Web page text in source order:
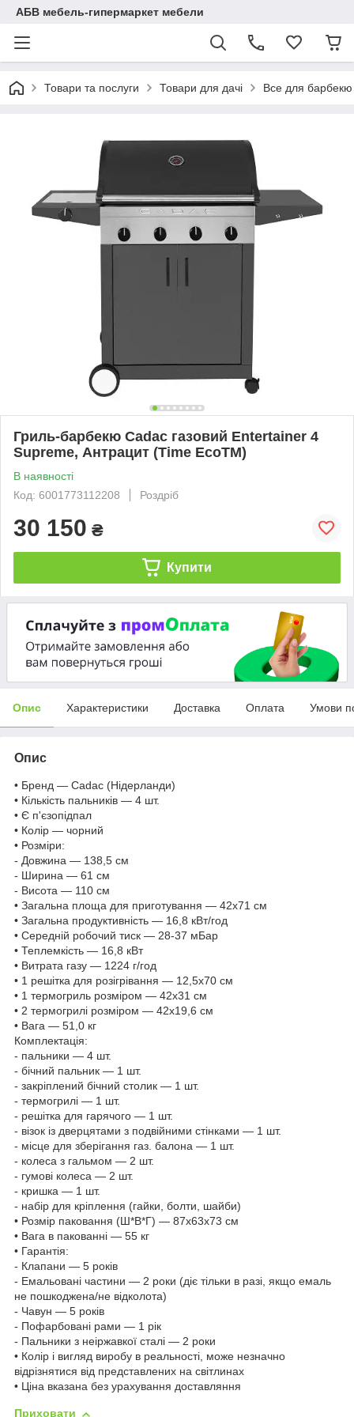
АБВ мебель-гипермаркет мебели
Товари та послуги Товари для дачі Все для барбекю
Гриль-барбекю Cadac газовий Entertainer 4
Supreme, Антрацит (Time EcoTM)
В наявності
Код: 6001773112208
Роздріб
30 150 ₴
Купити
Опис Характеристики Доставка Оплата Умови
Опис
• Бренд — Cadac (Нідерланди)
• Кількість пальників — 4 шт.
• Є п'єзопідпал
• Колір — чорний
• Розміри:
- Довжина — 138,5 см
- Ширина — 61 см
- Висота — 110 см
• Загальна площа для приготування — 42х71 см
• Загальна продуктивність — 16,8 кВт/год
• Середній робочий тиск — 28-37 мБар
• Теплемкість — 16,8 кВт
• Витрата газу — 1224 г/год
• 1 решітка для розігрівання — 12,5х70 см
• 1 термогриль розміром — 42х31 см
• 2 термогрилі розміром — 42х19,6 см
• Вага — 51,0 кг
Комплектація:
- пальники — 4 шт.
- бічний пальник — 1 шт.
- закріплений бічний столик — 1 шт.
- термогрилі — 1 шт.
- решітка для гарячого — 1 шт.
- візок із дверцятами з подвійними стінками — 1 шт.
- місце для зберігання газ. балона — 1 шт.
- колеса з гальмом — 2 шт.
- гумові колеса — 2 шт.
- кришка — 1 шт.
- набір для кріплення (гайки, болти, шайби)
• Розмір паковання (Ш*В*Г) — 87х63х73 см
• Вага в пакованні — 55 кг
• Гарантія:
- Клапани — 5 років
- Емальовані частини — 2 роки (діє тільки в разі, якщо емаль
не пошкоджена/не відколота)
- Чавун — 5 років
- Пофарбовані рами — 1 рік
- Пальники з неіржавкої сталі — 2 роки
• Колір і вигляд виробу в реальності, може незначно
відрізнятися від представлених на світлинах
• Ціна вказана без урахування доставляння
Приховати